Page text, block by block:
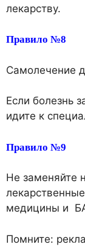
лекарству.
Правило №8
Самолечение
Если болезнь
идите к
Правило №9
Не заменяйте
медицины и
Помните: